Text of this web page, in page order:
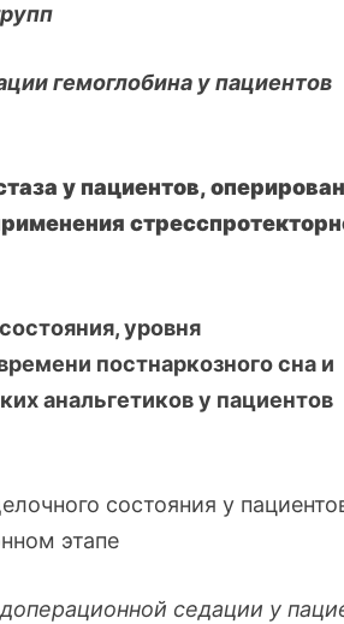
гемоглобина у пациентов
у пациентов,
уровня
постнаркозного сна и
анальгетиков у пациентов
состояния у
этапе
седации у